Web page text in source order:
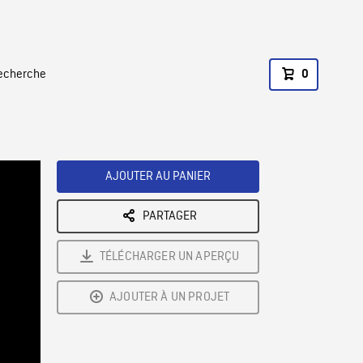
0
AJOUTER AU PANIER
PARTAGER
TÉLÉCHARGER UN APERÇU
AJOUTER À UN PROJET